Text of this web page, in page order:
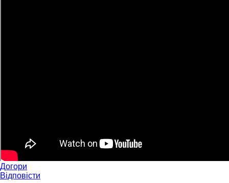
Догори
Відповісти